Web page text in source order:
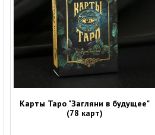
Карты Таро "Загляни в будущее"
(78 карт)